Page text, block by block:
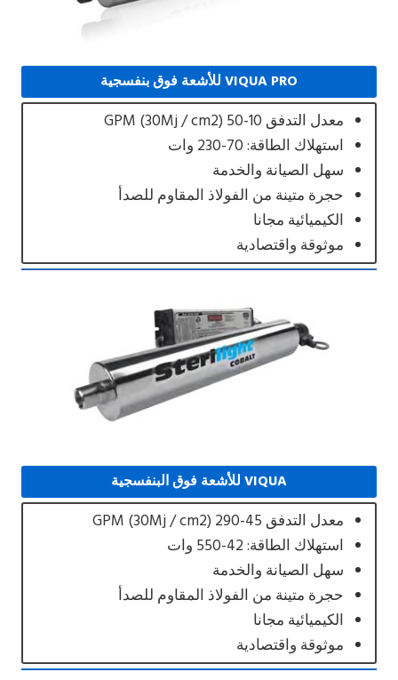
VIQUA PRO للأشعة فوق بنفسجية
معدل التدفق 10-50 GPM (30Mj / cm2)
استهلاك الطاقة: 70-230 وات
سهل الصيانة والخدمة
حجرة متينة من الفولاذ المقاوم للصدأ
الكيميائية مجانا
موثوقة واقتصادية
VIQUA للأشعة فوق البنفسجية
معدل التدفق 45-290 GPM (30Mj / cm2)
استهلاك الطاقة: 42-550 وات
سهل الصيانة والخدمة
حجرة متينة من الفولاذ المقاوم للصدأ
الكيميائية مجانا
موثوقة واقتصادية